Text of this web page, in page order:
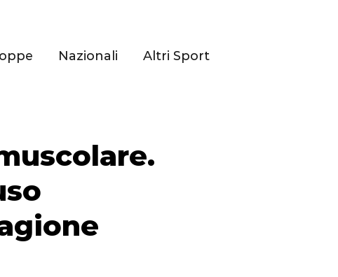
Nazionali Altri Sport